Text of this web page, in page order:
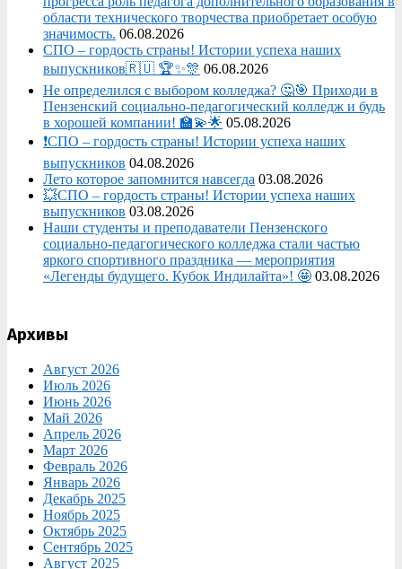
области технического творчества приобретает особую
значимость. 06.08.2026
СПО – гордость страны! Истории успеха наших
выпускников🇷🇺 🏆✨🎊 06.08.2026
Не определился с выбором колледжа? 🤔🎯 Приходи в
Пензенский социально-педагогический колледж и будь
в хорошей компании! 🏫💫🌟 05.08.2026
❗СПО – гордость страны! Истории успеха наших
выпускников 04.08.2026
Лето которое запомнится навсегда 03.08.2026
💥СПО – гордость страны! Истории успеха наших
выпускников 03.08.2026
Наши студенты и преподаватели Пензенского
социально‑педагогического колледжа стали частью
яркого спортивного праздника — мероприятия
«Легенды будущего. Кубок Индилайта»! 🤩 03.08.2026
Архивы
Август 2026
Июль 2026
Июнь 2026
Май 2026
Апрель 2026
Март 2026
Февраль 2026
Январь 2026
Декабрь 2025
Ноябрь 2025
Октябрь 2025
Сентябрь 2025
Август 2025